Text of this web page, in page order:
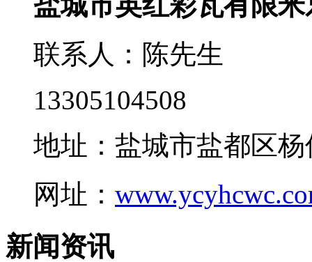
联系人：陈先生
13305104508
地址：盐城市盐都区
网址：
新闻资讯